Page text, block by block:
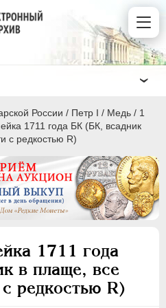
России / Пeтр I / Медь / 1
1711 года БК (БК, всадник
с редкостью R)
1711 года
в плаще, все
редкостью R)